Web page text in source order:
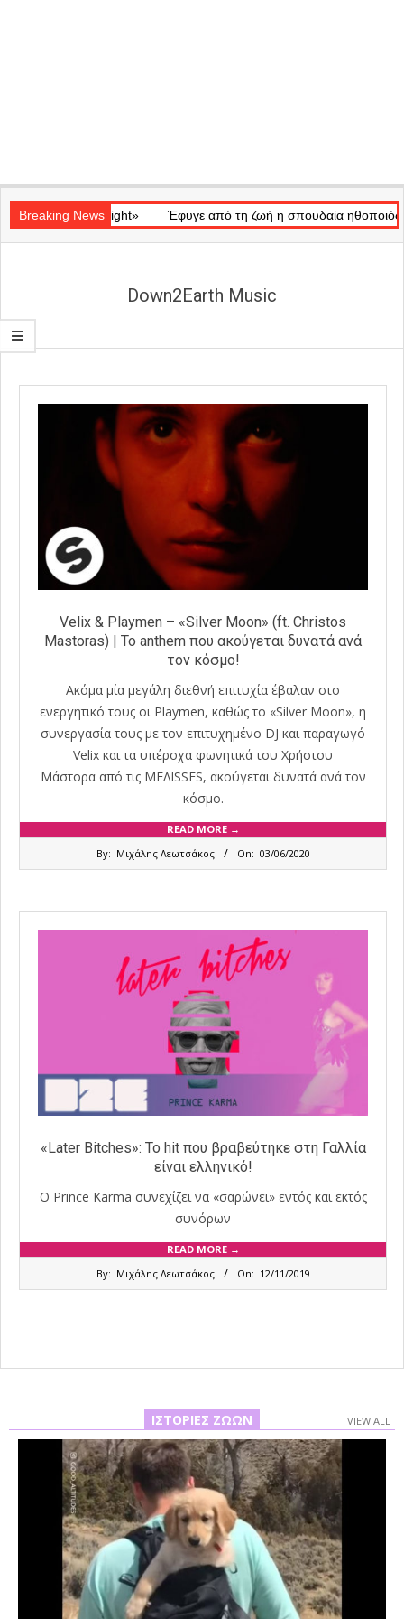
Navigation
Menu
Breaking News
«Ray of Light» Έφυγε από τη ζωή η σπουδαία ηθοποιός Μάρω
Down2Earth Music
Velix & Playmen – «Silver Moon» (ft. Christos
Mastoras) | Το anthem που ακούγεται δυνατά ανά
τον κόσμο!
Ακόμα μία μεγάλη διεθνή επιτυχία έβαλαν στο
ενεργητικό τους οι Playmen, καθώς το «Silver Moon», η
συνεργασία τους με τον επιτυχημένο DJ και παραγωγό
Velix και τα υπέροχα φωνητικά του Χρήστου
Μάστορα από τις MEΛΙSSES, ακούγεται δυνατά ανά τον
κόσμο.
READ MORE →
By: Μιχάλης Λεωτσάκος On: 03/06/2020
«Later Bitches»: Το hit που βραβεύτηκε στη Γαλλία
είναι ελληνικό!
O Prince Karma συνεχίζει να «σαρώνει» εντός και εκτός
συνόρων
READ MORE →
By: Μιχάλης Λεωτσάκος On: 12/11/2019
ΙΣΤΟΡΊΕΣ ΖΏΩΝ VIEW ALL